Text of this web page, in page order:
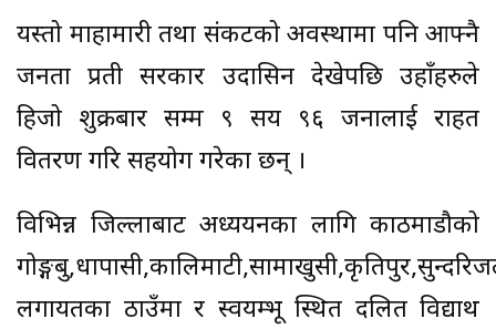
यस्तो माहामारी तथा संकटको अवस्थामा पनि आफ्नै
जनता प्रती सरकार उदासिन देखेपछि उहाँहरुले
हिजो शुक्रबार सम्म ९ सय ९६ जनालाई राहत
वितरण गरि सहयोग गरेका छन् ।
विभिन्न जिल्लाबाट अध्ययनका लागि काठमाडौको
लगायतका ठाउँमा र स्वयम्भू स्थित दलित विद्यार्थी